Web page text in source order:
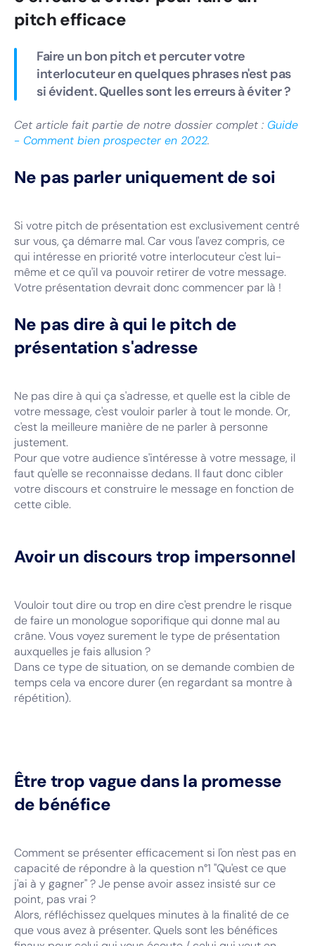
pitch efficace
Faire un bon pitch et percuter votre
interlocuteur en quelques phrases n'est pas
si évident. Quelles sont les erreurs à éviter ?
Cet article fait partie de notre dossier complet : Guide
- Comment bien prospecter en 2022.
Ne pas parler uniquement de soi
Si votre pitch de présentation est exclusivement centré
sur vous, ça démarre mal. Car vous l'avez compris, ce
qui intéresse en priorité votre interlocuteur c'est lui-
même et ce qu'il va pouvoir retirer de votre message.
Votre présentation devrait donc commencer par là !
Ne pas dire à qui le pitch de
présentation s'adresse
Ne pas dire à qui ça s'adresse, et quelle est la cible de
votre message, c'est vouloir parler à tout le monde. Or,
c'est la meilleure manière de ne parler à personne
justement.
Pour que votre audience s'intéresse à votre message, il
faut qu'elle se reconnaisse dedans. Il faut donc cibler
votre discours et construire le message en fonction de
cette cible.
Avoir un discours trop impersonnel
Vouloir tout dire ou trop en dire c'est prendre le risque
de faire un monologue soporifique qui donne mal au
crâne. Vous voyez surement le type de présentation
auxquelles je fais allusion ?
Dans ce type de situation, on se demande combien de
temps cela va encore durer (en regardant sa montre à
répétition).
Être trop vague dans la promesse
de bénéfice
Comment se présenter efficacement si l'on n'est pas en
capacité de répondre à la question n°1 "Qu'est ce que
j'ai à y gagner" ? Je pense avoir assez insisté sur ce
point, pas vrai ?
Alors, réfléchissez quelques minutes à la finalité de ce
que vous avez à présenter. Quels sont les bénéfices